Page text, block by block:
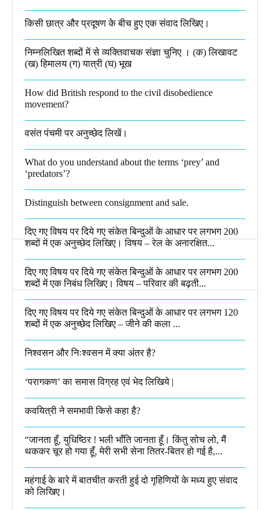
किसी छात्र और प्रदूषण के बीच हुए एक संवाद लिखिए।​
निम्नलिखित शब्दों में से व्यक्तिवाचक संज्ञा चुनिए । (क) लिखावट
(ख) हिमालय (ग) यात्री (घ) भूख​
How did British respond to the civil disobedience
movement?
वसंत पंचमी पर अनुच्छेद लिखें।
What do you understand about the terms ‘prey’ and
‘predators’?​
Distinguish between consignment and sale.
दिए गए विषय पर दिये गए संकेत बिन्दुओं के आधार पर लगभग 200
शब्दों में एक अनुच्छेद लिखिए। विषय – रेल के अनारक्षित...
दिए गए विषय पर दिये गए संकेत बिन्दुओं के आधार पर लगभग 200
शब्दों में एक निबंध लिखिए। विषय – परिवार की बढ़ती...
दिए गए विषय पर दिये गए संकेत बिन्दुओं के आधार पर लगभग 120
शब्दों में एक अनुच्छेद लिखिए – जीने की कला ...
निश्वसन और निःश्वसन में क्या अंतर है?
‘परागकण’ का समास विग्रह एवं भेद लिखिये |
कवयित्री ने समभावी किसे कहा है?
“जानता हूँ, युधिष्ठिर ! भली भाँति जानता हूँ। किंतु सोच लो, मैं
थककर चूर हो गया हूँ, मेरी सभी सेना तितर-बितर हो गई है,...
महंगाई के बारे में बातचीत करती हुई दो गृहिणियों के मध्य हुए संवाद
को लिखिए।